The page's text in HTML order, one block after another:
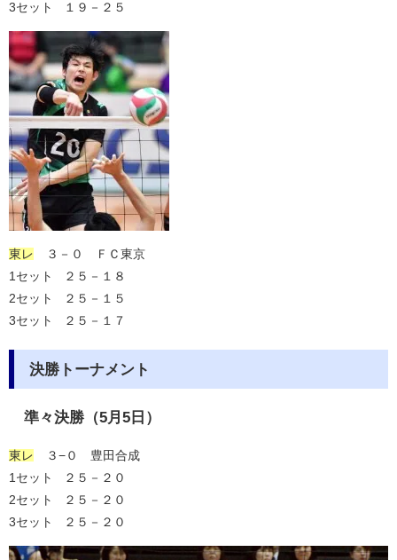
3セット １９－２５
東レ ３－０ ＦＣ東京
1セット ２５－１８
2セット ２５－１５
3セット ２５－１７
決勝トーナメント
準々決勝（5月5日）
東レ ３−０ 豊田合成
1セット ２５－２０
2セット ２５－２０
3セット ２５－２０